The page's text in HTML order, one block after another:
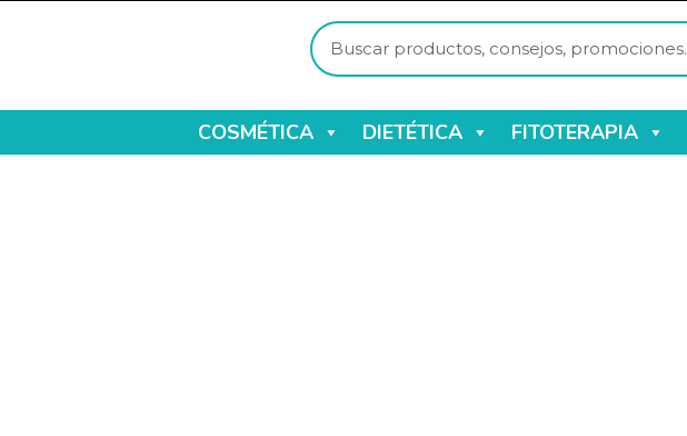
COSMÉTICA DIETÉTICA FITOTERAPIA